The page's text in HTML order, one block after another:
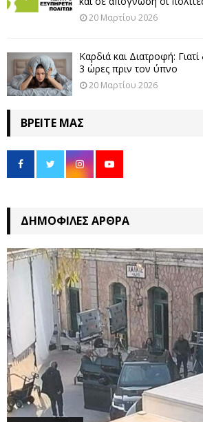
20 Μαρτίου 2026
Καρδιά και Διατροφή:
3 ώρες πριν τον ύπνο
20 Μαρτίου 2026
ΒΡΕΊΤΕ ΜΑΣ
ΔΗΜΟΦΙΛΈΣ ΆΡΘΡΑ